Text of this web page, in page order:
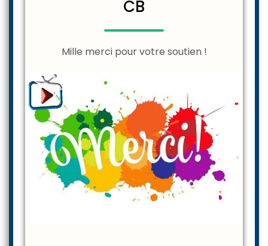
CB
Mille merci pour votre soutien !